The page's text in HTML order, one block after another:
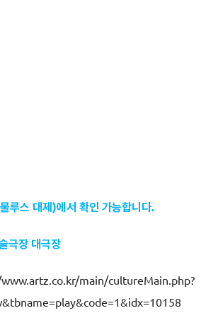
루스 대제)에서 확인 가능합니다.
극장 대극장
main/cultureMain.php?